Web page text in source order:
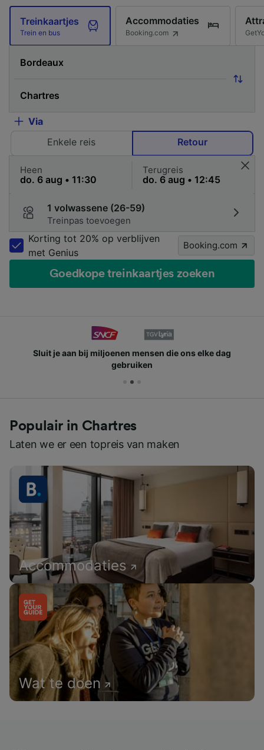
Treinkaartjes
Trein en bus
Accommodaties
Booking.com
Via
Enkele reis
Retour
Heen Terugreis
1 volwassene (26-59)
Treinpas toevoegen
Korting tot 20% op verblijven
met Genius
Booking.com
Goedkope treinkaartjes zoeken
Sluit je aan bij miljoenen mensen die ons elke dag
gebruiken
Populair in Chartres
Laten we er een topreis van maken
Accommodaties
Wat te doen